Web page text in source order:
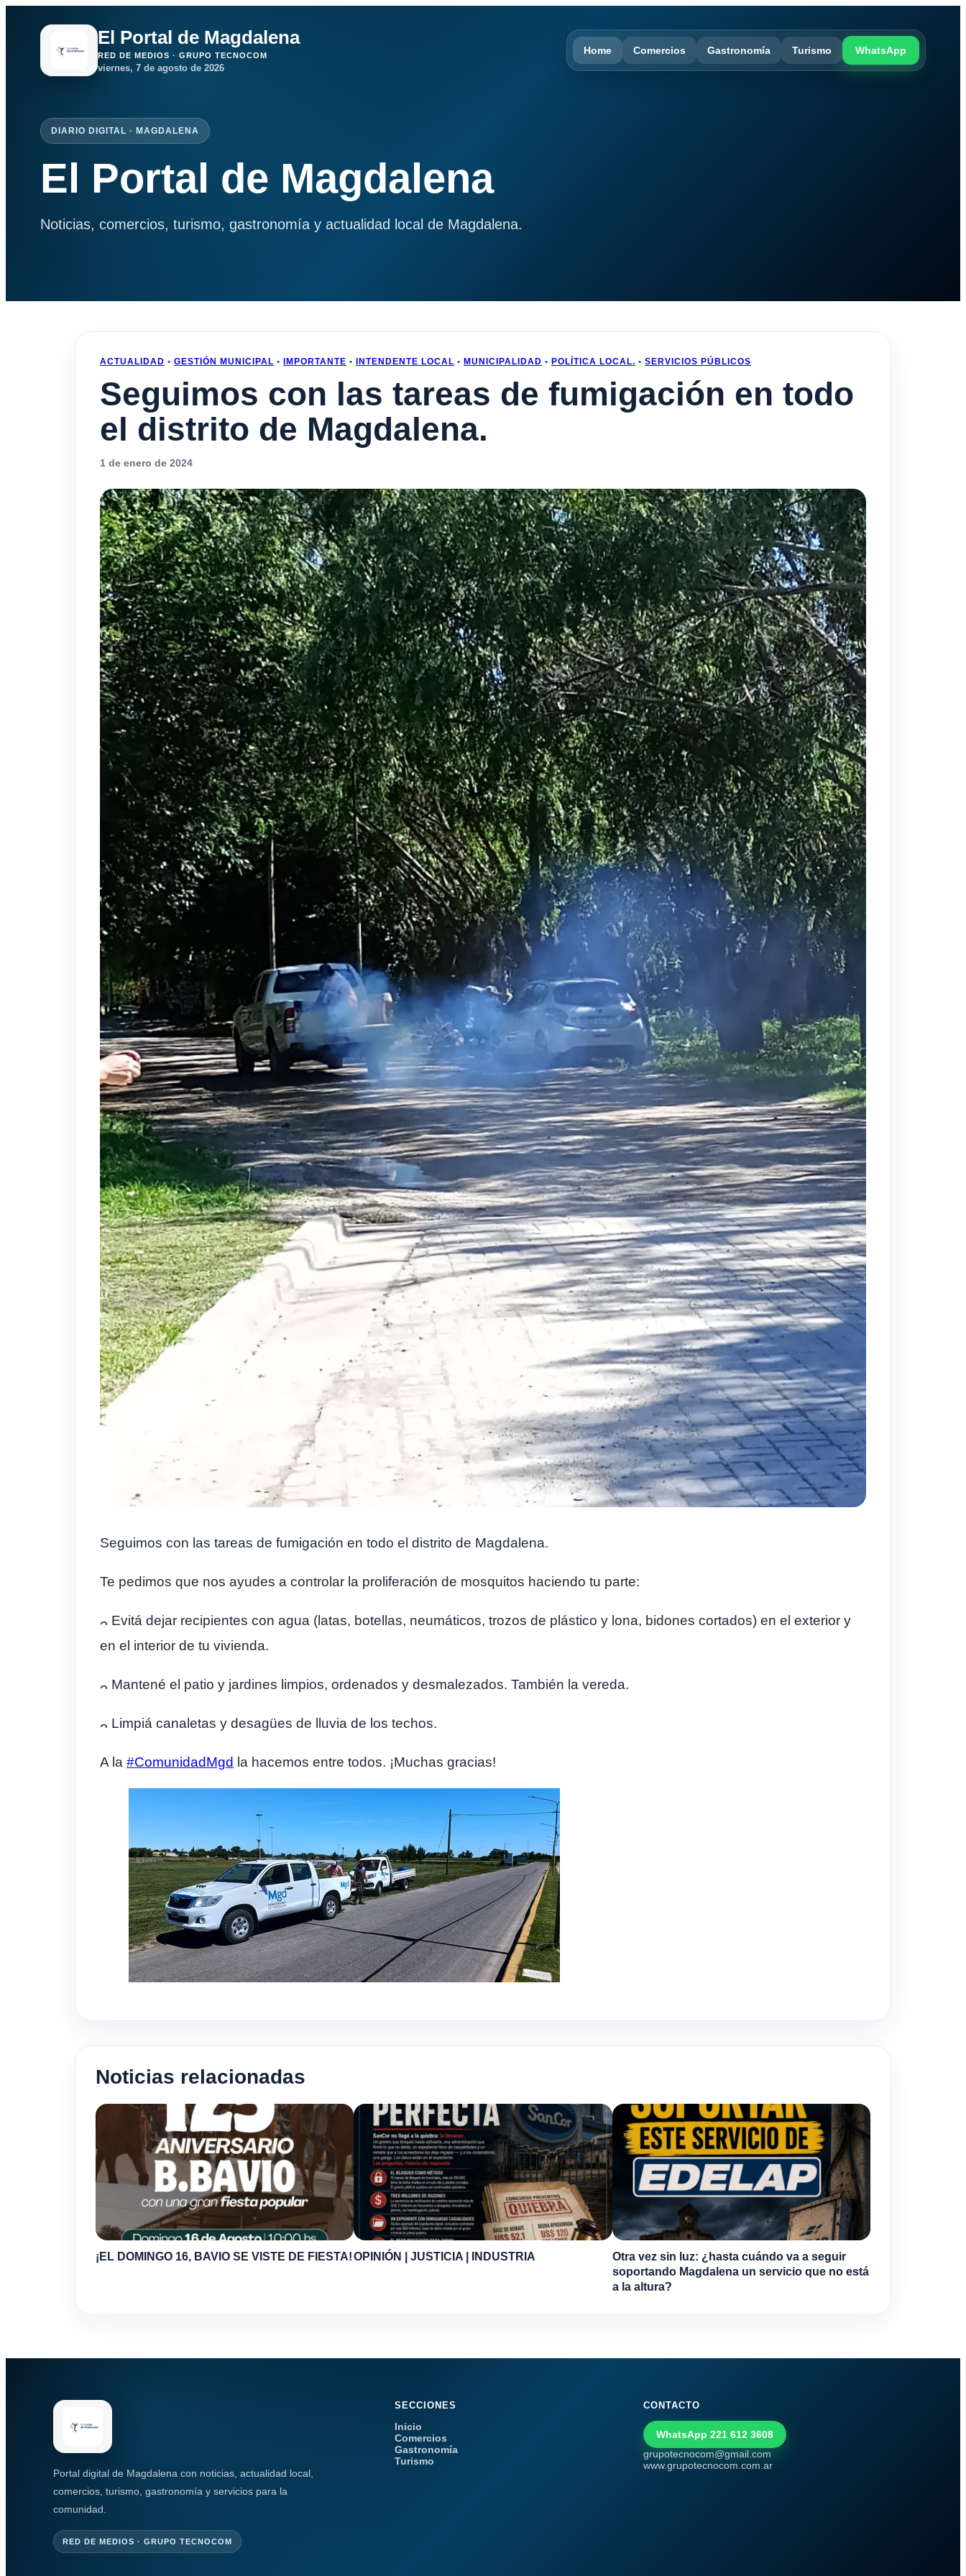
El Portal de Magdalena
RED DE MEDIOS · GRUPO TECNOCOM
viernes, 7 de agosto de 2026
Home Comercios Gastronomía Turismo WhatsApp
DIARIO DIGITAL · MAGDALENA
El Portal de Magdalena
Noticias, comercios, turismo, gastronomía y actualidad local de Magdalena.
ACTUALIDAD • GESTIÓN MUNICIPAL • IMPORTANTE • INTENDENTE LOCAL • MUNICIPALIDAD • POLÍTICA LOCAL. • SERVICIOS PÚBLICOS
Seguimos con las tareas de fumigación en todo
el distrito de Magdalena.
1 de enero de 2024
Seguimos con las tareas de fumigación en todo el distrito de Magdalena.
Te pedimos que nos ayudes a controlar la proliferación de mosquitos haciendo tu parte:
Evitá dejar recipientes con agua (latas, botellas, neumáticos, trozos de plástico y lona, bidones cortados) en el exterior y
en el interior de tu vivienda.
Mantené el patio y jardines limpios, ordenados y desmalezados. También la vereda.
Limpiá canaletas y desagües de lluvia de los techos.
A la #ComunidadMgd la hacemos entre todos. ¡Muchas gracias!
Noticias relacionadas
¡EL DOMINGO 16, BAVIO SE VISTE DE FIESTA!OPINIÓN | JUSTICIA | INDUSTRIA
Otra vez sin luz: ¿hasta cuándo va a seguir
soportando Magdalena un servicio que no está
a la altura?
Portal digital de Magdalena con noticias, actualidad local,
comercios, turismo, gastronomía y servicios para la
comunidad.
RED DE MEDIOS · GRUPO TECNOCOM
SECCIONES
Inicio
Comercios
Gastronomía
Turismo
CONTACTO
WhatsApp 221 612 3608
grupotecnocom@gmail.com
www.grupotecnocom.com.ar